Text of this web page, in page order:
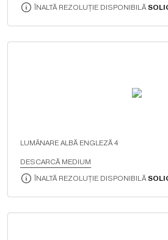
ÎNALTĂ REZOLUȚIE DISPONIBILĂ
LUMÂNARE ALBĂ ENGLEZĂ 4
DESCARCĂ MEDIUM
ÎNALTĂ REZOLUȚIE DISPONIBILĂ